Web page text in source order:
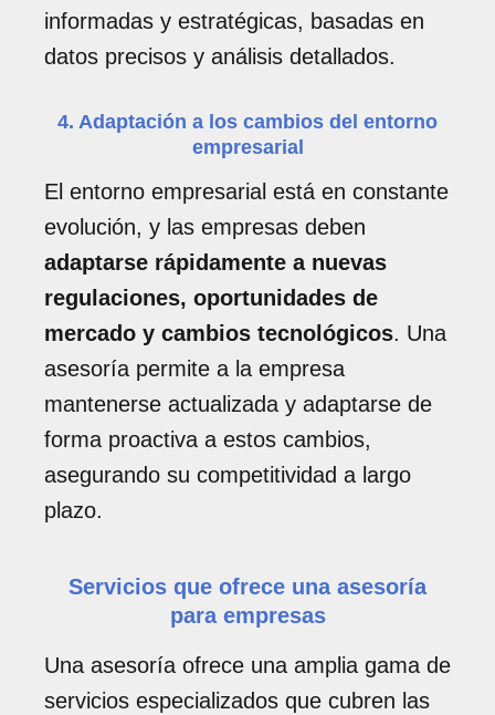
informadas y estratégicas, basadas en
datos precisos y análisis detallados.
4. Adaptación a los cambios del entorno
empresarial
El entorno empresarial está en constante
evolución, y las empresas deben
adaptarse rápidamente a nuevas
regulaciones, oportunidades de
mercado y cambios tecnológicos. Una
asesoría permite a la empresa
mantenerse actualizada y adaptarse de
forma proactiva a estos cambios,
asegurando su competitividad a largo
plazo.
Servicios que ofrece una asesoría
para empresas
Una asesoría ofrece una amplia gama de
servicios especializados que cubren las